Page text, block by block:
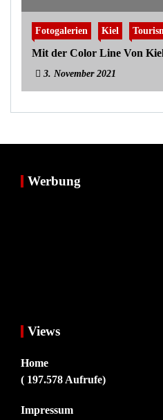
Fotogalerien Kiel
Mit der Color Line Von
3. November 2021
Werbung
Views
Home
( 197.578 Aufrufe)
Impressum